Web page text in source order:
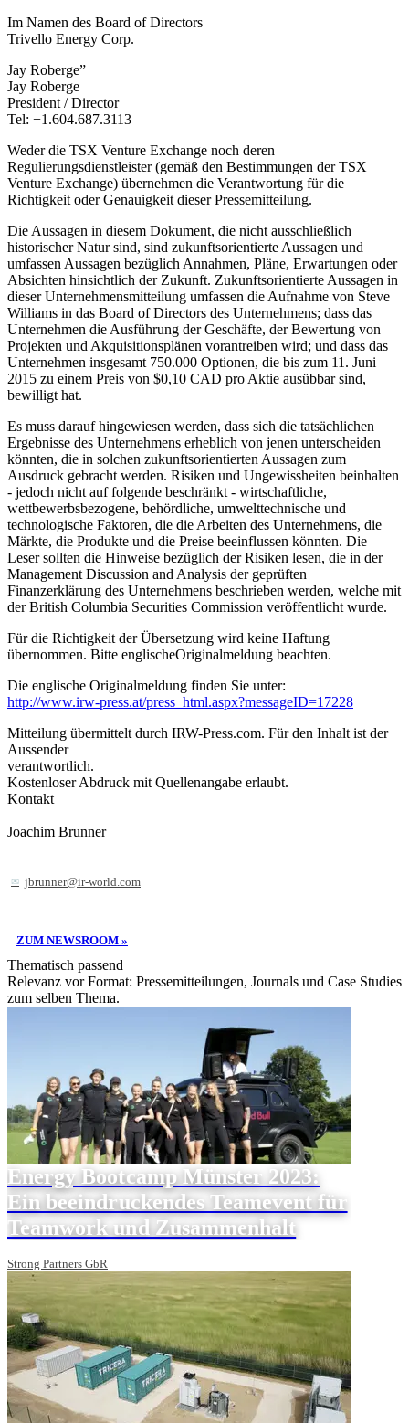
Im Namen des Board of Directors
Trivello Energy Corp.
Jay Roberge”
Jay Roberge
President / Director
Tel: +1.604.687.3113
Weder die TSX Venture Exchange noch deren
Regulierungsdienstleister (gemäß den Bestimmungen der TSX
Venture Exchange) übernehmen die Verantwortung für die
Richtigkeit oder Genauigkeit dieser Pressemitteilung.
Die Aussagen in diesem Dokument, die nicht ausschließlich
historischer Natur sind, sind zukunftsorientierte Aussagen und
umfassen Aussagen bezüglich Annahmen, Pläne, Erwartungen oder
Absichten hinsichtlich der Zukunft. Zukunftsorientierte Aussagen in
dieser Unternehmensmitteilung umfassen die Aufnahme von Steve
Williams in das Board of Directors des Unternehmens; dass das
Unternehmen die Ausführung der Geschäfte, der Bewertung von
Projekten und Akquisitionsplänen vorantreiben wird; und dass das
Unternehmen insgesamt 750.000 Optionen, die bis zum 11. Juni
2015 zu einem Preis von $0,10 CAD pro Aktie ausübbar sind,
bewilligt hat.
Es muss darauf hingewiesen werden, dass sich die tatsächlichen
Ergebnisse des Unternehmens erheblich von jenen unterscheiden
könnten, die in solchen zukunftsorientierten Aussagen zum
Ausdruck gebracht werden. Risiken und Ungewissheiten beinhalten
- jedoch nicht auf folgende beschränkt - wirtschaftliche,
wettbewerbsbezogene, behördliche, umwelttechnische und
technologische Faktoren, die die Arbeiten des Unternehmens, die
Märkte, die Produkte und die Preise beeinflussen könnten. Die
Leser sollten die Hinweise bezüglich der Risiken lesen, die in der
Management Discussion and Analysis der geprüften
Finanzerklärung des Unternehmens beschrieben werden, welche mit
der British Columbia Securities Commission veröffentlicht wurde.
Für die Richtigkeit der Übersetzung wird keine Haftung
übernommen. Bitte englischeOriginalmeldung beachten.
Die englische Originalmeldung finden Sie unter:
http://www.irw-press.at/press_html.aspx?messageID=17228
Mitteilung übermittelt durch IRW-Press.com. Für den Inhalt ist der
Aussender
verantwortlich.
Kostenloser Abdruck mit Quellenangabe erlaubt.
Kontakt
Joachim Brunner
jbrunner@ir-world.com
ZUM NEWSROOM »
Thematisch passend
Relevanz vor Format: Pressemitteilungen, Journals und Case Studies
zum selben Thema.
Energy Bootcamp Münster 2023:
Ein beeindruckendes Teamevent für
Teamwork und Zusammenhalt
Strong Partners GbR